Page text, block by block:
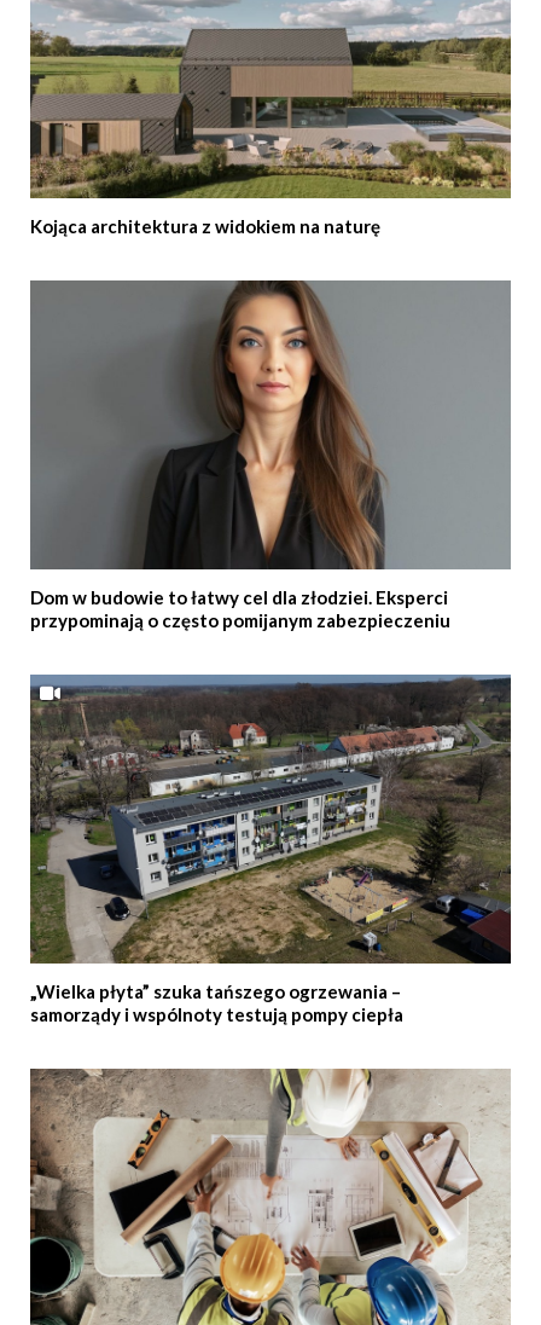
Kojąca architektura z widokiem na naturę
Dom w budowie to łatwy cel dla złodziei. Eksperci
przypominają o często pomijanym zabezpieczeniu
„Wielka płyta” szuka tańszego ogrzewania –
samorządy i wspólnoty testują pompy ciepła